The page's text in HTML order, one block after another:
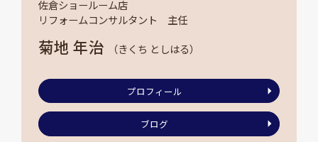
佐倉ショールーム店
リフォームコンサルタント 主任
菊地 年治 （きくち としはる）
プロフィール
ブログ